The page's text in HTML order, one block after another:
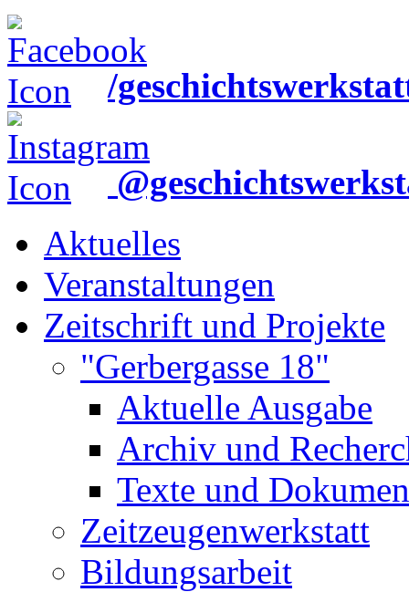
/
Aktuelles
Veranstaltungen
Zeitschrift und Projekte
"Gerbergasse 18"
Aktuelle Ausgabe
Archiv und
Texte und
Zeitzeugenwerkstatt
Bildungsarbeit